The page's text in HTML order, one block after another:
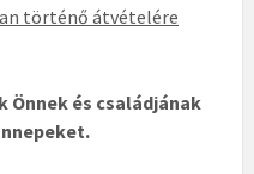
történő átvételére
Önnek és családjának